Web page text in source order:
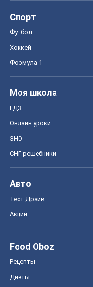
Спорт
Футбол
Хоккей
Формула-1
Моя школа
ГДЗ
Онлайн уроки
ЗНО
СНГ решебники
Авто
Тест Драйв
Акции
Food Oboz
Рецепты
Диеты